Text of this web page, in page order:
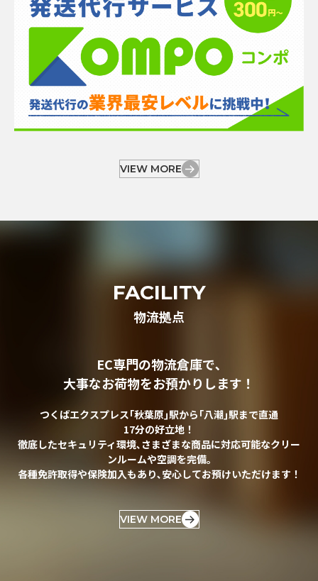
VIEW MORE
FACILITY
物流拠点
EC専門の物流倉庫で､
大事なお荷物をお預かりします！
つくばエクスプレス｢秋葉原｣駅から｢八潮｣駅まで直通
17分の好立地！
徹底したセキュリティ環境､さまざまな商品に対応可能なクリー
ンルームや空調を完備｡
各種免許取得や保険加入もあり､安心してお預けいただけます！
VIEW MORE